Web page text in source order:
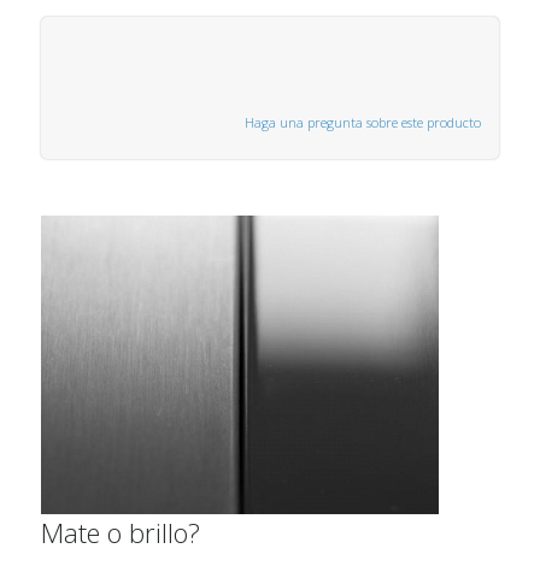
Haga una pregunta sobre este producto
Mate o brillo?